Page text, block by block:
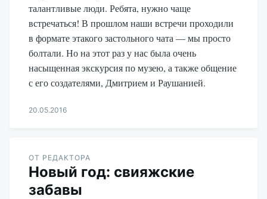
талантливые люди. Ребята, нужно чаще
встречаться! В прошлом наши встречи проходили
в формате этакого застольного чата — мы просто
болтали. Но на этот раз у нас была очень
насыщенная экскурсия по музею, а также общение
с его создателями, Дмитрием и Раушанией.
20.05.2016
ОТ РЕДАКТОРА
Новый год: свияжские
забавы